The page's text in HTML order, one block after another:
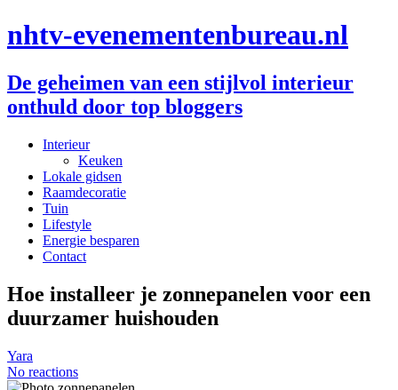
nhtv-evenementenbureau.nl
De geheimen van een stijlvol interieur
onthuld door top bloggers
Interieur
Keuken
Lokale gidsen
Raamdecoratie
Tuin
Lifestyle
Energie besparen
Contact
Hoe installeer je zonnepanelen voor een
duurzamer huishouden
Yara
No reactions